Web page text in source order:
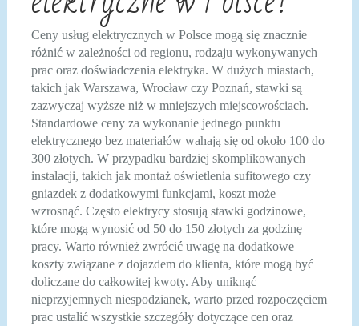
Ceny usług elektrycznych w Polsce mogą się znacznie
różnić w zależności od regionu, rodzaju wykonywanych
prac oraz doświadczenia elektryka. W dużych miastach,
takich jak Warszawa, Wrocław czy Poznań, stawki są
zazwyczaj wyższe niż w mniejszych miejscowościach.
Standardowe ceny za wykonanie jednego punktu
elektrycznego bez materiałów wahają się od około 100 do
300 złotych. W przypadku bardziej skomplikowanych
instalacji, takich jak montaż oświetlenia sufitowego czy
gniazdek z dodatkowymi funkcjami, koszt może
wzrosnąć. Często elektrycy stosują stawki godzinowe,
które mogą wynosić od 50 do 150 złotych za godzinę
pracy. Warto również zwrócić uwagę na dodatkowe
koszty związane z dojazdem do klienta, które mogą być
doliczane do całkowitej kwoty. Aby uniknąć
nieprzyjemnych niespodzianek, warto przed rozpoczęciem
prac ustalić wszystkie szczegóły dotyczące cen oraz